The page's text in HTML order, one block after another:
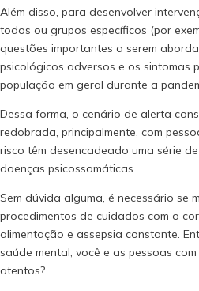
Além disso, para desenvolver
todos ou grupos específicos (por
questões importantes a serem
psicológicos adversos e os sintomas
população em geral durante a
Dessa forma, o cenário de alerta
redobrada, principalmente, com
risco têm desencadeado uma série
doenças psicossomáticas.
Sem dúvida alguma, é necessário se
procedimentos de cuidados com o
alimentação e assepsia constante.
saúde mental, você e as pessoas
atentos?